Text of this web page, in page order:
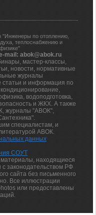
по отоплению,
теплоснабжению и
mail: abok@abok.ru
мастер-классы,
новости, нормативные
журналы
статьи и информация по
водоподготовка,
и ЖКХ. А также
журналы "АВОК",
специалистам, и
АВОК.
данных
СОУТ
находящиеся
с законодательством РФ
сайта без письменного
Все иллюстрации
или предоставлены